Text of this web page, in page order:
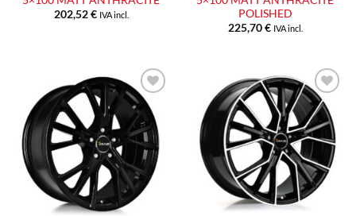
202,52€ IVA incl.
POLISHED
225,70€ IVA incl.
Aggiungi
alla lista
dei
desideri
Aggiungi
alla lista
dei
desideri